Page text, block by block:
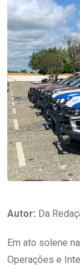
Autor: Da
Em ato solene
Operações e